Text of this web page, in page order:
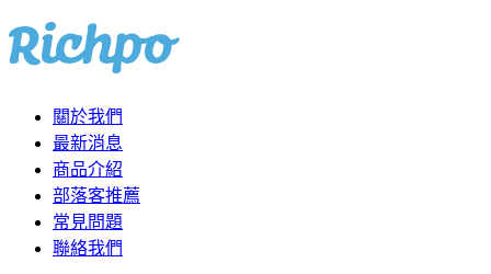
關於我們
最新消息
商品介紹
部落客推薦
常見問題
聯絡我們